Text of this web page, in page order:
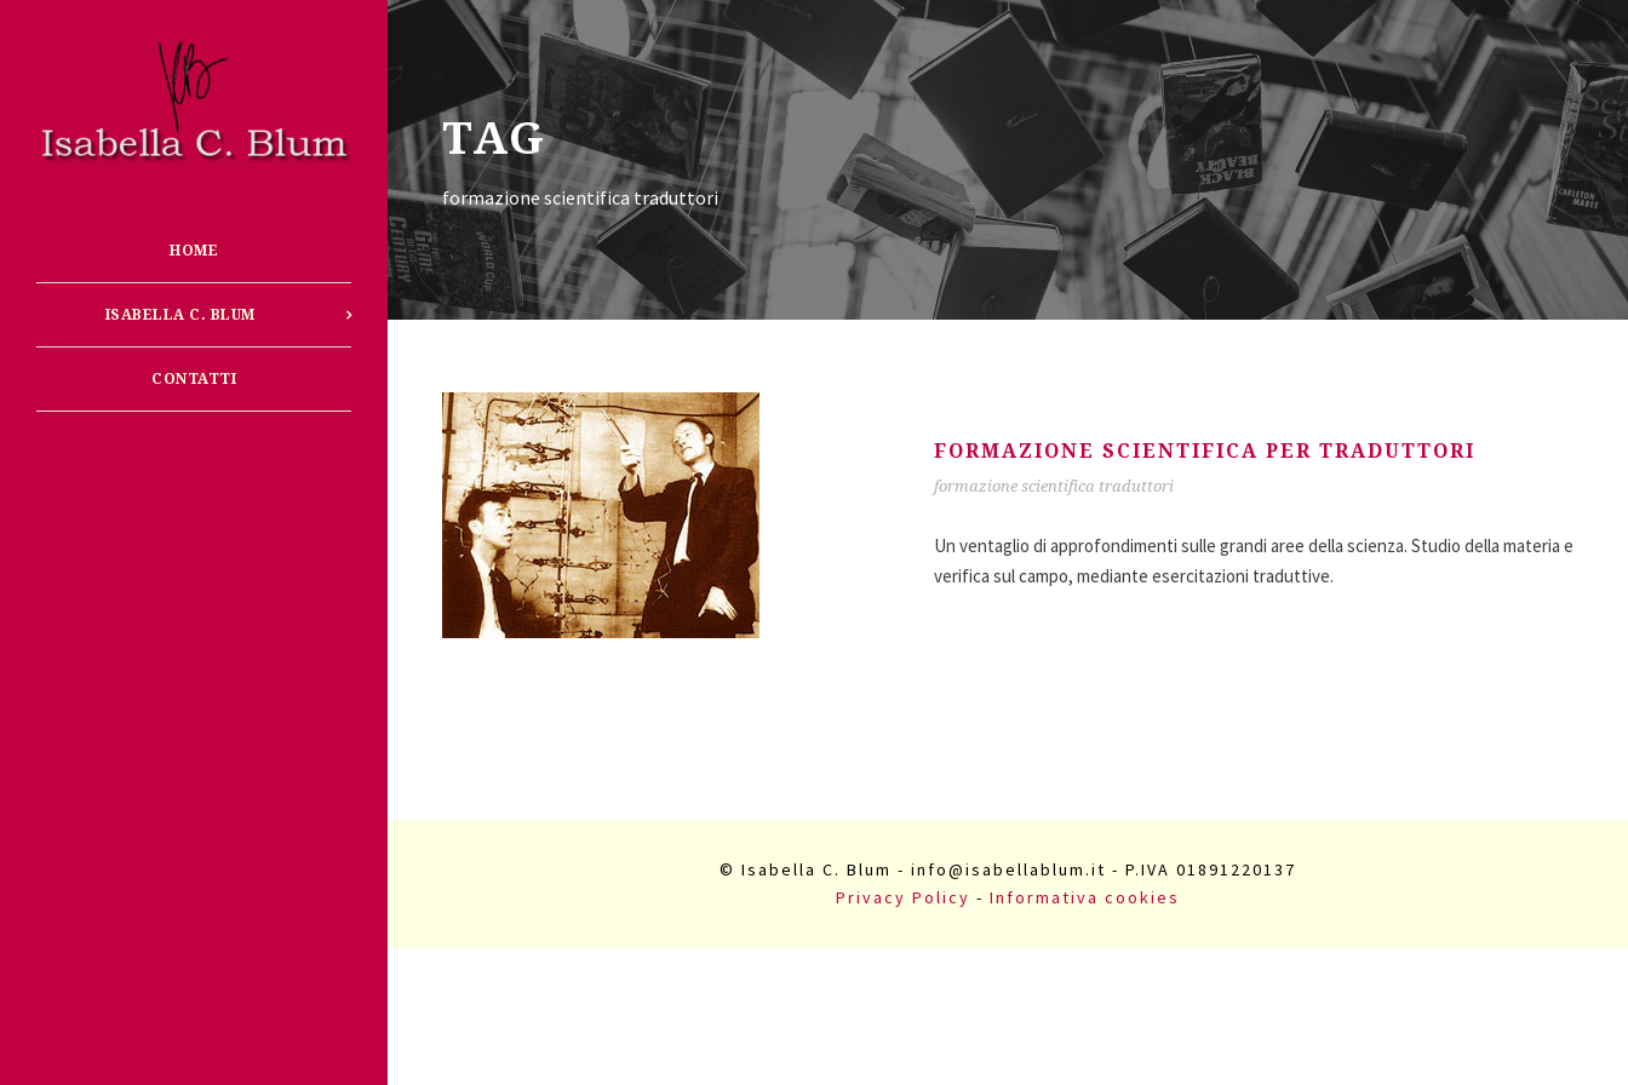
HOME
ISABELLA C. BLUM
CONTATTI
TAG
formazione scientifica traduttori
FORMAZIONE SCIENTIFICA PER TRADUTTORI
formazione scientifica traduttori
Un ventaglio di approfondimenti sulle grandi aree della scienza. Studio della materia e
verifica sul campo, mediante esercitazioni traduttive.
© Isabella C. Blum - info@isabellablum.it - P.IVA 01891220137
Privacy Policy - Informativa cookies